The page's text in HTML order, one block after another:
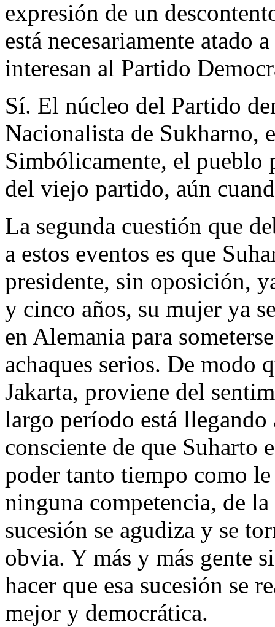
expresión de un
está necesariamente atado
interesan al Partido
Sí. El núcleo del Partido
Nacionalista de Sukharno,
Simbólicamente, el pueblo
del viejo partido, aún
La segunda cuestión que
a estos eventos es que
presidente, sin oposición,
y cinco años, su mujer ya
en Alemania para
achaques serios. De modo
Jakarta, proviene del
largo período está
consciente de que Suharto
poder tanto tiempo como
ninguna competencia, de
sucesión se agudiza y se
obvia. Y más y más gente
hacer que esa sucesión se
mejor y democrática.